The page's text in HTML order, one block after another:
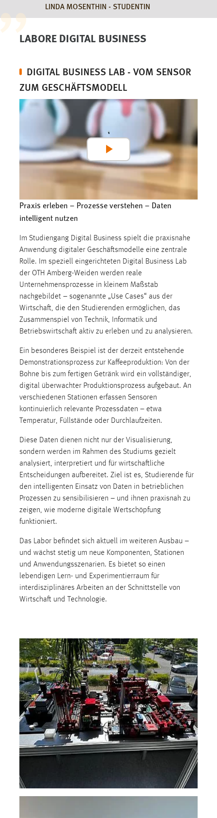
LINDA MOSENTHIN - STUDENTIN
LABORE DIGITAL BUSINESS
DIGITAL BUSINESS LAB - VOM SENSOR
ZUM GESCHÄFTSMODELL
Play
Video
Praxis erleben – Prozesse verstehen – Daten
intelligent nutzen
Im Studiengang Digital Business spielt die praxisnahe
Anwendung digitaler Geschäftsmodelle eine zentrale
Rolle. Im speziell eingerichteten Digital Business Lab
der OTH Amberg-Weiden werden reale
Unternehmensprozesse in kleinem Maßstab
nachgebildet – sogenannte „Use Cases“ aus der
Wirtschaft, die den Studierenden ermöglichen, das
Zusammenspiel von Technik, Informatik und
Betriebswirtschaft aktiv zu erleben und zu analysieren.
Ein besonderes Beispiel ist der derzeit entstehende
Demonstrationsprozess zur Kaffeeproduktion: Von der
Bohne bis zum fertigen Getränk wird ein vollständiger,
digital überwachter Produktionsprozess aufgebaut. An
verschiedenen Stationen erfassen Sensoren
kontinuierlich relevante Prozessdaten – etwa
Temperatur, Füllstände oder Durchlaufzeiten.
Diese Daten dienen nicht nur der Visualisierung,
sondern werden im Rahmen des Studiums gezielt
analysiert, interpretiert und für wirtschaftliche
Entscheidungen aufbereitet. Ziel ist es, Studierende für
den intelligenten Einsatz von Daten in betrieblichen
Prozessen zu sensibilisieren – und ihnen praxisnah zu
zeigen, wie moderne digitale Wertschöpfung
funktioniert.
Das Labor befindet sich aktuell im weiteren Ausbau –
und wächst stetig um neue Komponenten, Stationen
und Anwendungsszenarien. Es bietet so einen
lebendigen Lern- und Experimentierraum für
interdisziplinäres Arbeiten an der Schnittstelle von
Wirtschaft und Technologie.